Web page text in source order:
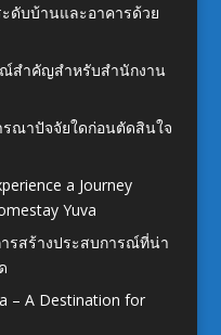
ะดับบ้านและอาคารด้วย
สำคัญสำหรับสำนักงาน
ณาปัจจัยใดก่อนตัดสินใจ
a Journey
Yuva
รสร้างประสบการณ์ที่น่า
– A Destination for